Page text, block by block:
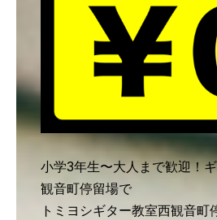
小学3年生〜大人まで歓迎！
観音町停留場で
トミヨシギター教室西観音町